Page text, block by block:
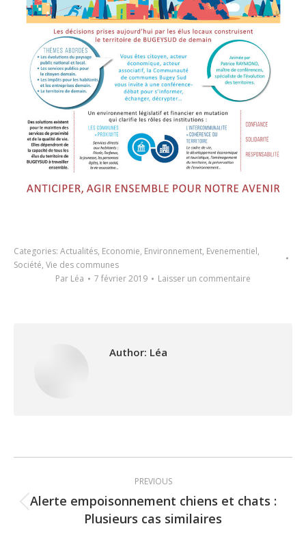
Categories: Actualités, Economie, Environnement, Evenementiel,
Société, Vie des communes
Par Léa 7 février 2019 Laisser un commentaire
Author: Léa
navigation
PREVIOUS
Previous
post:
Alerte empoisonnement chiens et chats :
Plusieurs cas similaires